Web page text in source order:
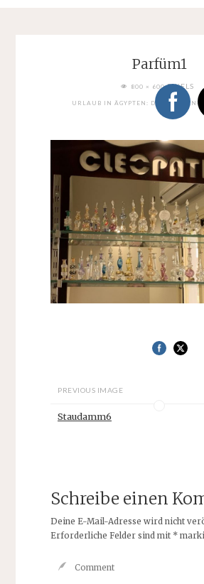
Parfüm1
FULL800 × 600PIXELS
URLAUB IN ÄGYPTEN: DER ASSUAN-
PREVIOUS IMAGE
Staudamm6
Schreibe einen
Deine E-Mail-Adresse wird nicht
Erforderliche Felder sind mit *